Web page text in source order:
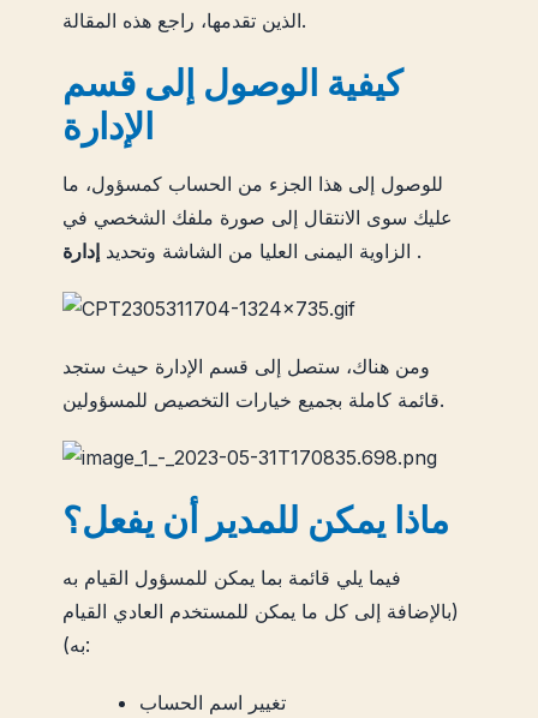
الذين تقدمها، راجع هذه المقالة.
كيفية الوصول إلى قسم
الإدارة
للوصول إلى هذا الجزء من الحساب كمسؤول، ما
عليك سوى الانتقال إلى صورة ملفك الشخصي في
الزاوية اليمنى العليا من الشاشة وتحديد إدارة .
ومن هناك، ستصل إلى قسم الإدارة حيث ستجد
قائمة كاملة بجميع خيارات التخصيص للمسؤولين.
ماذا يمكن للمدير أن يفعل؟
فيما يلي قائمة بما يمكن للمسؤول القيام به
(بالإضافة إلى كل ما يمكن للمستخدم العادي القيام
به):
تغيير اسم الحساب